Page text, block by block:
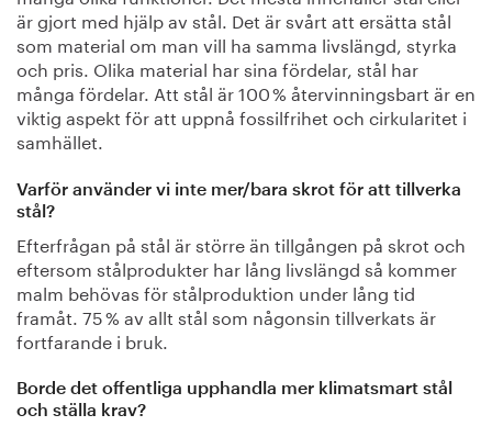
är gjort med hjälp av stål. Det är svårt att ersätta stål
som material om man vill ha samma livslängd, styrka
och pris. Olika material har sina fördelar, stål har
många fördelar. Att stål är 100 % återvinningsbart är en
viktig aspekt för att uppnå fossilfrihet och cirkularitet i
samhället.
Varför använder vi inte mer/bara skrot för att tillverka
stål?
Efterfrågan på stål är större än tillgången på skrot och
eftersom stålprodukter har lång livslängd så kommer
malm behövas för stålproduktion under lång tid
framåt. 75 % av allt stål som någonsin tillverkats är
fortfarande i bruk.
Borde det offentliga upphandla mer klimatsmart stål
och ställa krav?